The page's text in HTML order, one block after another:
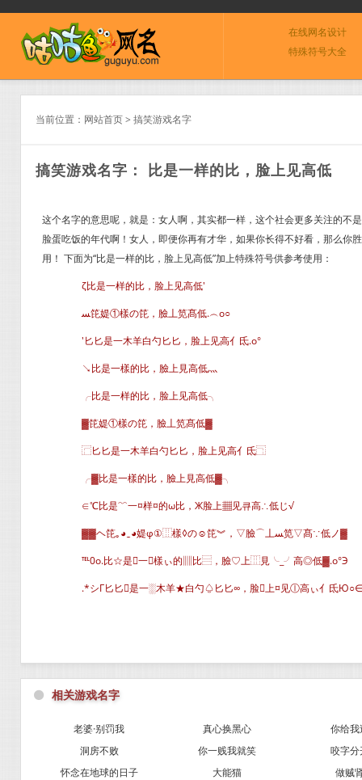
在线网名设计
特殊符号大全
当前位置： 网站首页> 搞笑游戏名字
搞笑游戏名字： 比是一样的比，脸上见高低
这个名字的意思呢，就是：女人啊，其实都一样，这个社会更多关注的不
脸蛋吃饭的年代啊！女人，即便你再有才华，如果你长得不好看，那么你
用！ 下面为“比是一样的比，脸上见高低”加上特殊符号供参考使用：
ζ比是一样的比，脸上见高低′
ﺴ笓媞①樣の笓，臉丄笕髙低.︵o○
′匕匕是一木羊白勺匕匕，脸上见高亻氐.o°
↘比是一樣的比，臉上見高低灬
╭比是一样的比，脸上见高低╮
▓笓媞①樣の笓，臉丄笕髙低▓
⿸匕匕是一木羊白勺匕匕，脸上见高亻氐⿹
╭▓比是一樣的比，臉上見高低▓╮
∈℃比是﹌一¤样¤的ω比，Ж脸上▦见큐高∴低じ√
▓▓ヘ笓｡◕‿◕媞φ①⿲樣◊の☺笓︾，▽臉⌒丄ﺴ笕▽髙∵低ノ▓
℡0o.比☆是一樣ぃ的▥比⿳，臉♡上⿲見╰_╯高◎低▓.o°Э
.*シГ匕匕是一░木羊★白勺♤匕匕∞，脸上¤见ⓛ高ぃ亻氐
⚫ 相关游戏名字
老婆·别罚我 真心换黑心
你给我
洞房不败
你一贱我就笑
咬字分
怀念在地球的日子
大能猫 做贼